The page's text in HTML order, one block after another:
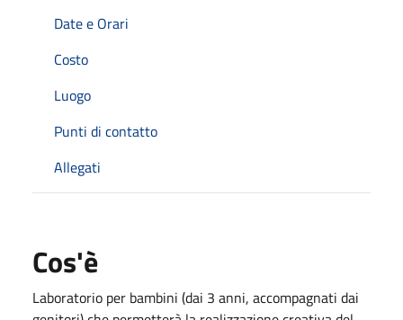
Date e Orari
Costo
Luogo
Punti di contatto
Allegati
Cos'è
Laboratorio per bambini (dai 3 anni, accompagnati dai